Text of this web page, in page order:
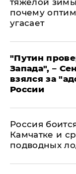
почему
угасает
"Путин
Запада", –
взялся за
России
Россия
Камчатке и
подводных